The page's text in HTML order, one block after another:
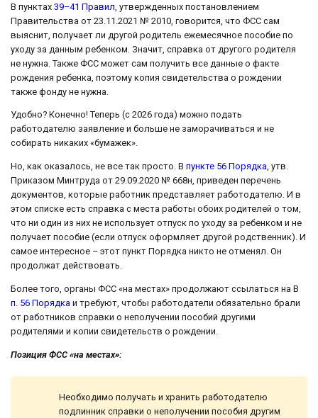
В пунктах 39–41 Правил , утвержденных постановлением
Правительства от 23.11.2021 № 2010, говорится, что ФСС сам
выяснит, получает ли другой родитель ежемесячное пособие по
уходу за данным ребенком. Значит, справка от другого родителя
не нужна. Также ФСС может сам получить все данные о факте
рождения ребенка, поэтому копия свидетельства о рождении
также фонду не нужна.
Удобно? Конечно! Теперь (с 2026 года) можно подать
работодателю заявление и больше не заморачиваться и не
собирать никаких «бумажек».
Но, как оказалось, не все так просто. В пункте 56 Порядка, утв.
Приказом Минтруда от 29.09.2020 № 668н, приведен перечень
документов, которые работник представляет работодателю. И в
этом списке есть справка с места работы обоих родителей о том,
что ни один из них не использует отпуск по уходу за ребенком и не
получает пособие (если отпуск оформляет другой родственник). И
самое интересное – этот пункт Порядка никто не отменял. Он
продолжат действовать.
Более того, органы ФСС «на местах» продолжают ссылаться на В
п. 56 Порядка и требуют, чтобы работодатели обязательно брали
от работников справки о неполучении пособий другими
родителями и копии свидетельств о рождении.
Позиция ФСС «на местах»:
Необходимо получать и хранить работодателю
подлинник справки о неполучении пособия другим